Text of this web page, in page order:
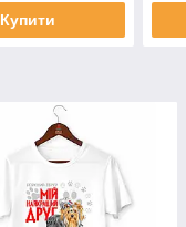
Купити